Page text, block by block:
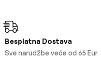
Besplatna Dostava
Sve narudžbe veće od 65 Eur